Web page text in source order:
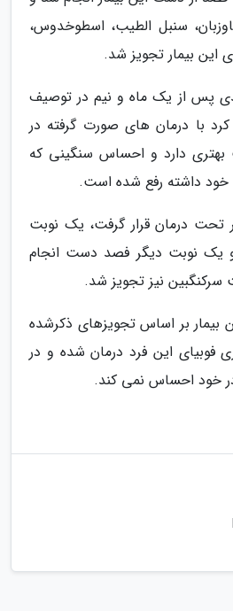
سنبل الطیب، اسطوخدوس،
این بیمار تجویز شد.
پس از یک ماه و نیم در توصیف
کرد با درمان های صورت گرفته در
دارد و احساس سنگینی که
داشته رفع شده است.
دیگر تحت درمان قرار گرفت، یک نوبت
نوبت دیگر فصد دست انجام
نیز تجویز شد.
این بیمار بر اساس تجویزهای ذکرشده
فوبیای این فرد درمان شده و در
خود احساس نمی کند.